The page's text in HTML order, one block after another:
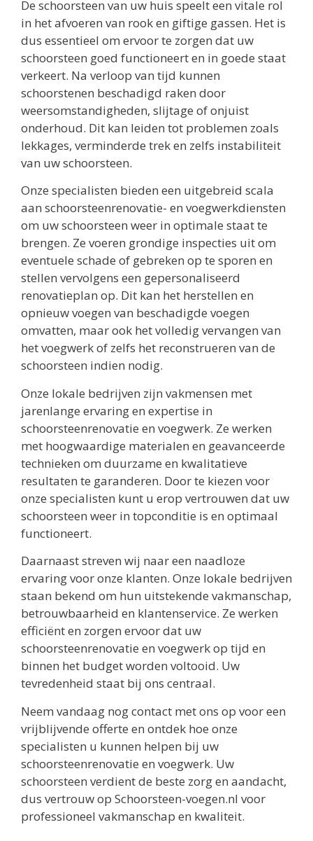
De schoorsteen van uw huis speelt een vitale rol
in het afvoeren van rook en giftige gassen. Het is
dus essentieel om ervoor te zorgen dat uw
schoorsteen goed functioneert en in goede staat
verkeert. Na verloop van tijd kunnen
schoorstenen beschadigd raken door
weersomstandigheden, slijtage of onjuist
onderhoud. Dit kan leiden tot problemen zoals
lekkages, verminderde trek en zelfs instabiliteit
van uw schoorsteen.
Onze specialisten bieden een uitgebreid scala
aan schoorsteenrenovatie- en voegwerkdiensten
om uw schoorsteen weer in optimale staat te
brengen. Ze voeren grondige inspecties uit om
eventuele schade of gebreken op te sporen en
stellen vervolgens een gepersonaliseerd
renovatieplan op. Dit kan het herstellen en
opnieuw voegen van beschadigde voegen
omvatten, maar ook het volledig vervangen van
het voegwerk of zelfs het reconstrueren van de
schoorsteen indien nodig.
Onze lokale bedrijven zijn vakmensen met
jarenlange ervaring en expertise in
schoorsteenrenovatie en voegwerk. Ze werken
met hoogwaardige materialen en geavanceerde
technieken om duurzame en kwalitatieve
resultaten te garanderen. Door te kiezen voor
onze specialisten kunt u erop vertrouwen dat uw
schoorsteen weer in topconditie is en optimaal
functioneert.
Daarnaast streven wij naar een naadloze
ervaring voor onze klanten. Onze lokale bedrijven
staan bekend om hun uitstekende vakmanschap,
betrouwbaarheid en klantenservice. Ze werken
efficiënt en zorgen ervoor dat uw
schoorsteenrenovatie en voegwerk op tijd en
binnen het budget worden voltooid. Uw
tevredenheid staat bij ons centraal.
Neem vandaag nog contact met ons op voor een
vrijblijvende offerte en ontdek hoe onze
specialisten u kunnen helpen bij uw
schoorsteenrenovatie en voegwerk. Uw
schoorsteen verdient de beste zorg en aandacht,
dus vertrouw op Schoorsteen-voegen.nl voor
professioneel vakmanschap en kwaliteit.